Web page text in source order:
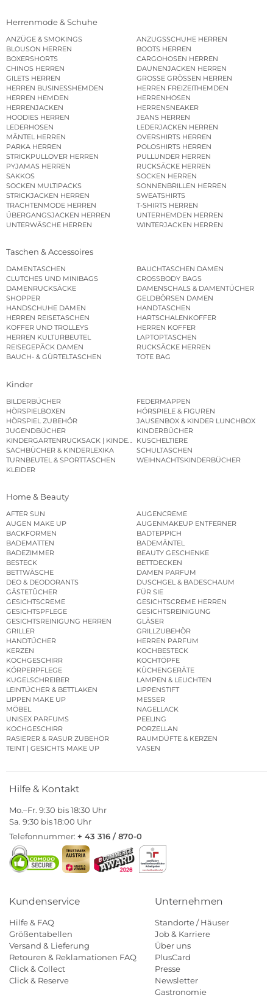
Herrenmode & Schuhe
ANZÜGE & SMOKINGS
ANZUGSSCHUHE HERREN
BLOUSON HERREN
BOOTS HERREN
BOXERSHORTS
CARGOHOSEN HERREN
CHINOS HERREN
DAUNENJACKEN HERREN
GILETS HERREN
GROSSE GRÖSSEN HERREN
HERREN BUSINESSHEMDEN
HERREN FREIZEITHEMDEN
HERREN HEMDEN
HERRENHOSEN
HERRENJACKEN
HERRENSNEAKER
HOODIES HERREN
JEANS HERREN
LEDERHOSEN
LEDERJACKEN HERREN
MÄNTEL HERREN
OVERSHIRTS HERREN
PARKA HERREN
POLOSHIRTS HERREN
STRICKPULLOVER HERREN
PULLUNDER HERREN
PYJAMAS HERREN
RUCKSÄCKE HERREN
SAKKOS
SOCKEN HERREN
SOCKEN MULTIPACKS
SONNENBRILLEN HERREN
STRICKJACKEN HERREN
SWEATSHIRTS
TRACHTENMODE HERREN
T-SHIRTS HERREN
ÜBERGANGSJACKEN HERREN
UNTERHEMDEN HERREN
UNTERWÄSCHE HERREN
WINTERJACKEN HERREN
Taschen & Accessoires
DAMENTASCHEN
BAUCHTASCHEN DAMEN
CLUTCHES UND MINIBAGS
CROSSBODY BAGS
DAMENRUCKSÄCKE
DAMENSCHALS & DAMENTÜCHER
SHOPPER
GELDBÖRSEN DAMEN
HANDSCHUHE DAMEN
HANDTASCHEN
HERREN REISETASCHEN
HARTSCHALENKOFFER
KOFFER UND TROLLEYS
HERREN KOFFER
HERREN KULTURBEUTEL
LAPTOPTASCHEN
REISEGEPÄCK DAMEN
RUCKSÄCKE HERREN
BAUCH- & GÜRTELTASCHEN
TOTE BAG
Kinder
BILDERBÜCHER
FEDERMAPPEN
HÖRSPIELBOXEN
HÖRSPIELE & FIGUREN
HÖRSPIEL ZUBEHÖR
JAUSENBOX & KINDER LUNCHBOX
JUGENDBÜCHER
KINDERBÜCHER
KINDERGARTENRUCKSACK | KINDERGARTENBEUTEL
KUSCHELTIERE
SACHBÜCHER & KINDERLEXIKA
SCHULTASCHEN
TURNBEUTEL & SPORTTASCHEN
WEIHNACHTSKINDERBÜCHER
KLEIDER
Home & Beauty
AFTER SUN
AUGENCREME
AUGEN MAKE UP
AUGENMAKEUP ENTFERNER
BACKFORMEN
BADTEPPICH
BADEMATTEN
BADEMÄNTEL
BADEZIMMER
BEAUTY GESCHENKE
BESTECK
BETTDECKEN
BETTWÄSCHE
DAMEN PARFUM
DEO & DEODORANTS
DUSCHGEL & BADESCHAUM
GÄSTETÜCHER
FÜR SIE
GESICHTSCREME
GESICHTSCREME HERREN
GESICHTSPFLEGE
GESICHTSREINIGUNG
GESICHTSREINIGUNG HERREN
GLÄSER
GRILLER
GRILLZUBEHÖR
HANDTÜCHER
HERREN PARFUM
KERZEN
KOCHBESTECK
KOCHGESCHIRR
KOCHTÖPFE
KÖRPERPFLEGE
KÜCHENGERÄTE
KUGELSCHREIBER
LAMPEN & LEUCHTEN
LEINTÜCHER & BETTLAKEN
LIPPENSTIFT
LIPPEN MAKE UP
MESSER
MÖBEL
NAGELLACK
UNISEX PARFUMS
PEELING
KOCHGESCHIRR
PORZELLAN
RASIERER & RASUR ZUBEHÖR
RAUMDÜFTE & KERZEN
TEINT | GESICHTS MAKE UP
VASEN
Hilfe & Kontakt
Mo.–Fr. 9:30 bis 18:30 Uhr
Sa. 9:30 bis 18:00 Uhr
Telefonnummer: + 43 316 / 870-0
Kundenservice
Hilfe & FAQ
Größentabellen
Versand & Lieferung
Retouren & Reklamationen FAQ
Click & Collect
Click & Reserve
Unternehmen
Standorte / Häuser
Job & Karriere
Über uns
PlusCard
Presse
Newsletter
Gastronomie